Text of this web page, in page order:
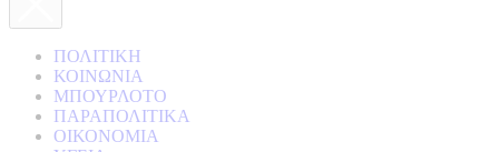
ΠΟΛΙΤΙΚΗ
ΚΟΙΝΩΝΙΑ
ΜΠΟΥΡΛΟΤΟ
ΠΑΡΑΠΟΛΙΤΙΚΑ
ΟΙΚΟΝΟΜΙΑ